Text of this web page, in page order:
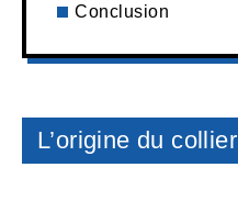
Conclusion
L’origine du